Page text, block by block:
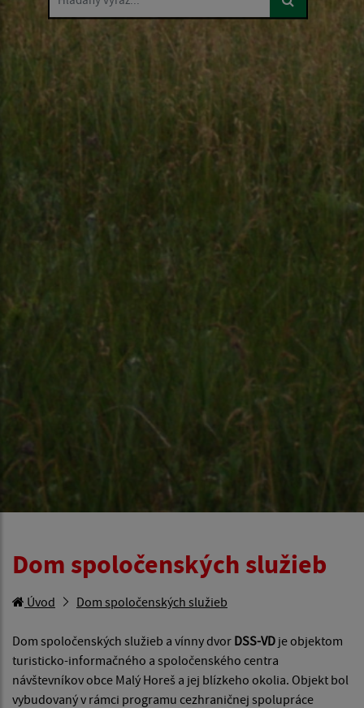
Dom spoločenských služieb
Úvod Dom spoločenských služieb
Dom spoločenských služieb a vínny dvor DSS-VD je objektom
turisticko-informačného a spoločenského centra
návštevníkov obce Malý Horeš a jej blízkeho okolia. Objekt bol
vybudovaný v rámci programu cezhraničnej spolupráce